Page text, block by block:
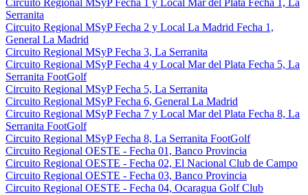
Circuito Regional MSyP Fecha 1 y Local Mar del Plata Fecha 1, La
Serranita
Circuito Regional MSyP Fecha 2 y Local La Madrid Fecha 1,
General La Madrid
Circuito Regional MSyP Fecha 3, La Serranita
Circuito Regional MSyP Fecha 4 y Local Mar del Plata Fecha 5, La
Serranita FootGolf
Circuito Regional MSyP Fecha 5, La Serranita
Circuito Regional MSyP Fecha 6, General La Madrid
Circuito Regional MSyP Fecha 7 y Local Mar del Plata Fecha 8, La
Serranita FootGolf
Circuito Regional MSyP Fecha 8, La Serranita FootGolf
Circuito Regional OESTE - Fecha 01, Banco Provincia
Circuito Regional OESTE - Fecha 02, El Nacional Club de Campo
Circuito Regional OESTE - Fecha 03, Banco Provincia
Circuito Regional OESTE - Fecha 04, Ocaragua Golf Club